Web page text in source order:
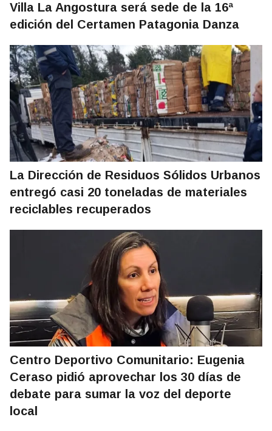
Villa La Angostura será sede de la 16ª
edición del Certamen Patagonia Danza
La Dirección de Residuos Sólidos Urbanos
entregó casi 20 toneladas de materiales
reciclables recuperados
Centro Deportivo Comunitario: Eugenia
Ceraso pidió aprovechar los 30 días de
debate para sumar la voz del deporte
local